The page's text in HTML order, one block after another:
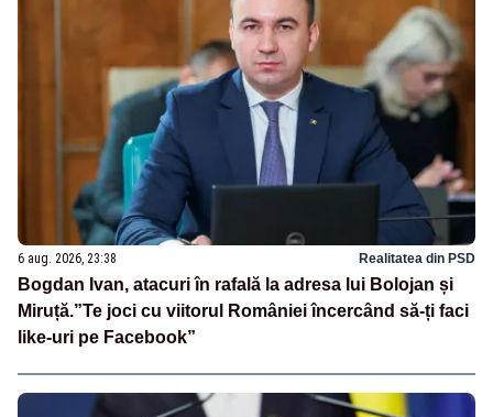
6 aug. 2026, 23:38 Realitatea din PSD
Bogdan Ivan, atacuri în rafală la adresa lui Bolojan și
Miruță.”Te joci cu viitorul României încercând să-ți faci
like-uri pe Facebook”